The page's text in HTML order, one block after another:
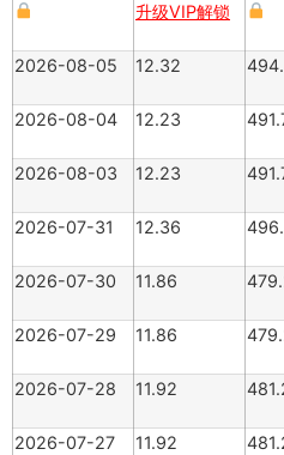
升级VIP解锁
2026-08-05
12.32
2026-08-04
12.23
2026-08-03
12.23
2026-07-31
12.36
2026-07-30
11.86
2026-07-29
11.86
2026-07-28
11.92
2026-07-27
11.92